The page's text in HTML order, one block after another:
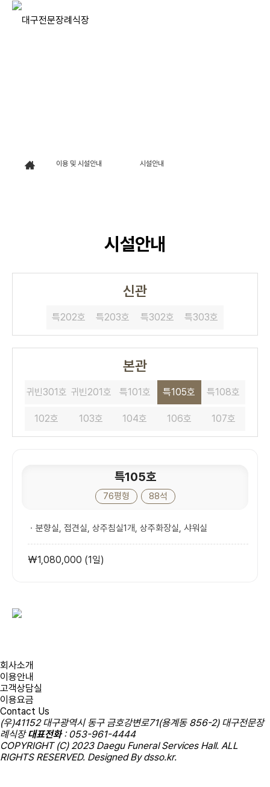
이용 및 시설안내 시설안내
시설안내
신관
특202호 특203호 특302호 특303호
본관
귀빈301호 귀빈201호 특101호 특105호 특108호
102호 103호 104호 106호 107호
특105호
76평형 88석
ㆍ분향실, 접견실, 상주침실1개, 상주화장실, 샤워실
₩1,080,000 (1일)
회사소개
이용안내
고객상담실
이용요금
Contact Us
(우)41152 대구광역시 동구 금호강변로71(용계동 856-2) 대구전문장
례식장 대표전화: 053-961-4444
COPYRIGHT (C) 2023 Daegu Funeral Services Hall. ALL
RIGHTS RESERVED. Designed Bydsso.kr.